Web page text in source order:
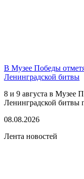
В Музее Победы
Ленинградской битвы
8 и 9 августа в Музее
Ленинградской битвы
08.08.2026
Лента новостей